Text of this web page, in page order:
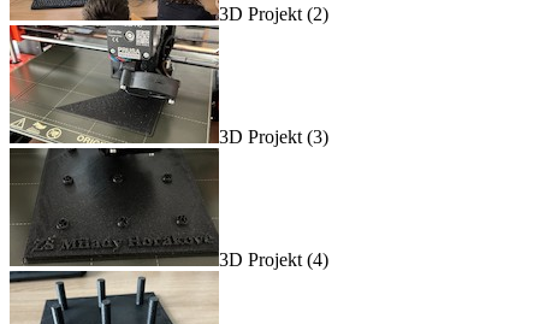
3D Projekt (2)
3D Projekt (3)
3D Projekt (4)